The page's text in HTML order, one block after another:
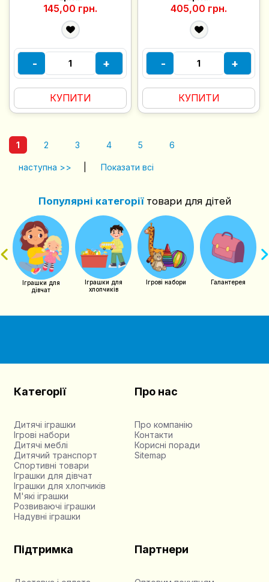
145,00 грн.
- +
КУПИТИ
405,00 грн.
- +
КУПИТИ
1 2 3 4 5 6
наступна >> Показати всі
Популярні категоріїтовари для дітей
Іграшки для
дівчат
Іграшки для
хлопчиків
Ігрові набори Галантерея
Категорії
Дитячі іграшки
Ігрові набори
Дитячі меблі
Дитячий транспорт
Спортивні товари
Іграшки для дівчат
Іграшки для хлопчиків
М'які іграшки
Розвиваючі іграшки
Надувні іграшки
Про нас
Про компанію
Контакти
Корисні поради
Sitemap
Підтримка Партнери